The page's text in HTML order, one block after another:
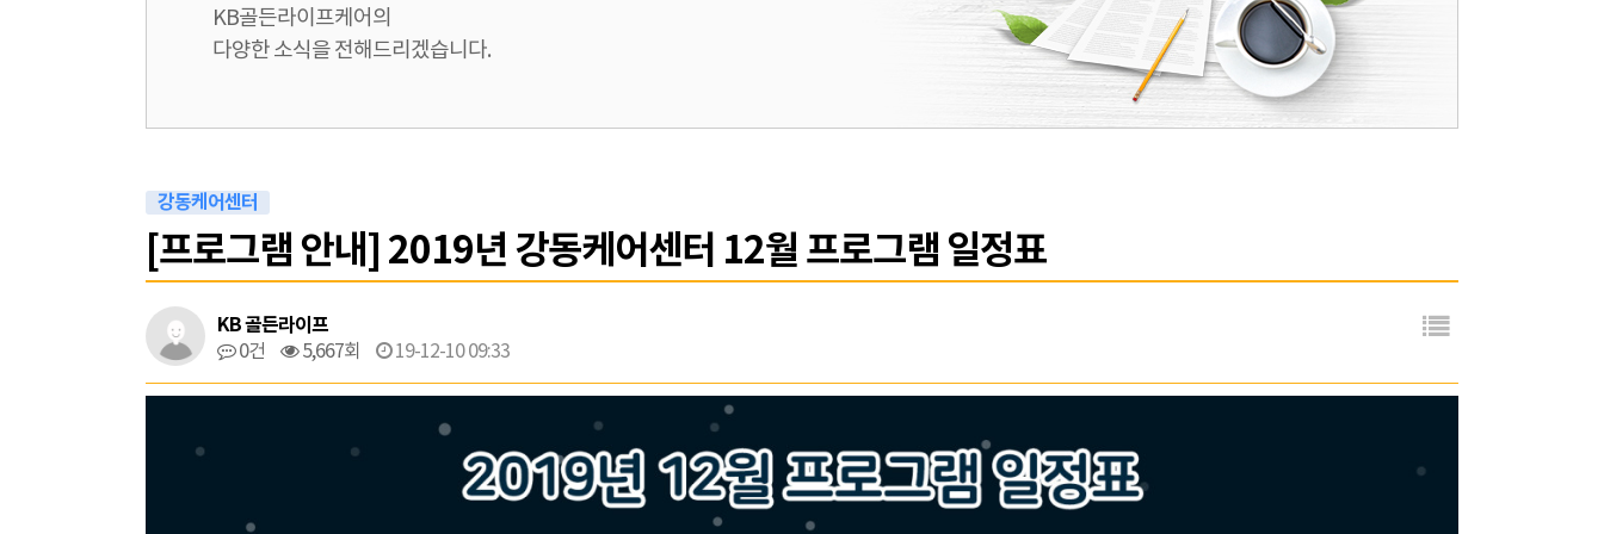
KB골든라이프케어의
다양한 소식을 전해드리겠습니다.
강동케어센터
[프로그램 안내] 2019년 강동케어센터 12월 프로그램 일정표
KB 골든라이프
0건 5,667회 19-12-10 09:33